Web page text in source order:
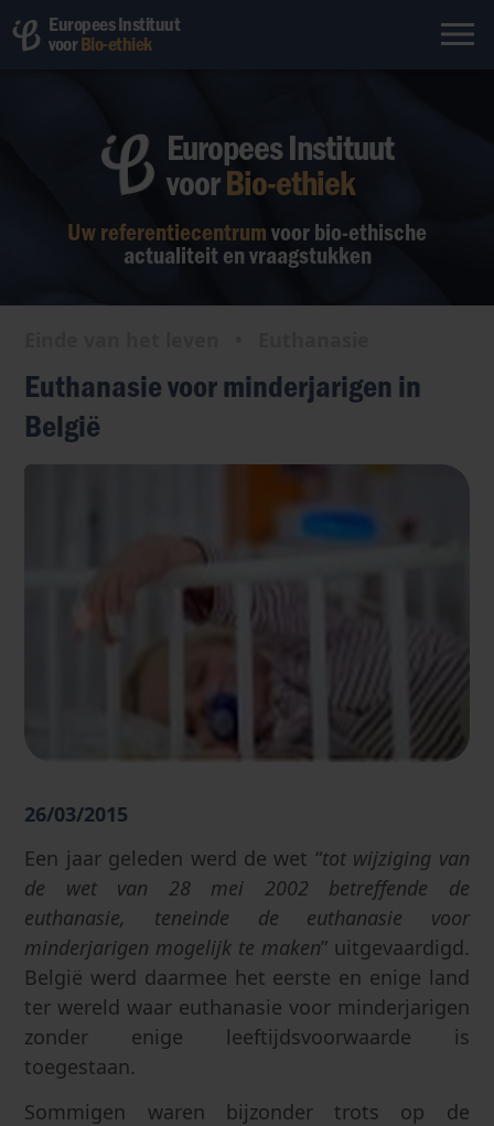
Europees Instituut
voorBio-ethiek
Uw referentiecentrumvoor bio-ethische
actualiteit en vraagstukken
Europees Instituut
voorBio-ethiek
Euthanasie voor minderjarigen in
België
26/03/2015
Een jaar geleden werd de wet “tot wijziging van
de wet van 28 mei 2002 betreffende de
euthanasie, teneinde de euthanasie voor
minderjarigen mogelijk te maken” uitgevaardigd.
België werd daarmee het eerste en enige land
ter wereld waar euthanasie voor minderjarigen
zonder enige leeftijdsvoorwaarde is
toegestaan.
Sommigen waren bijzonder trots op de